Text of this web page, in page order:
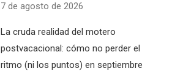
7 de agosto de 2026
La cruda realidad del motero
postvacacional: cómo no perder el
ritmo (ni los puntos) en septiembre